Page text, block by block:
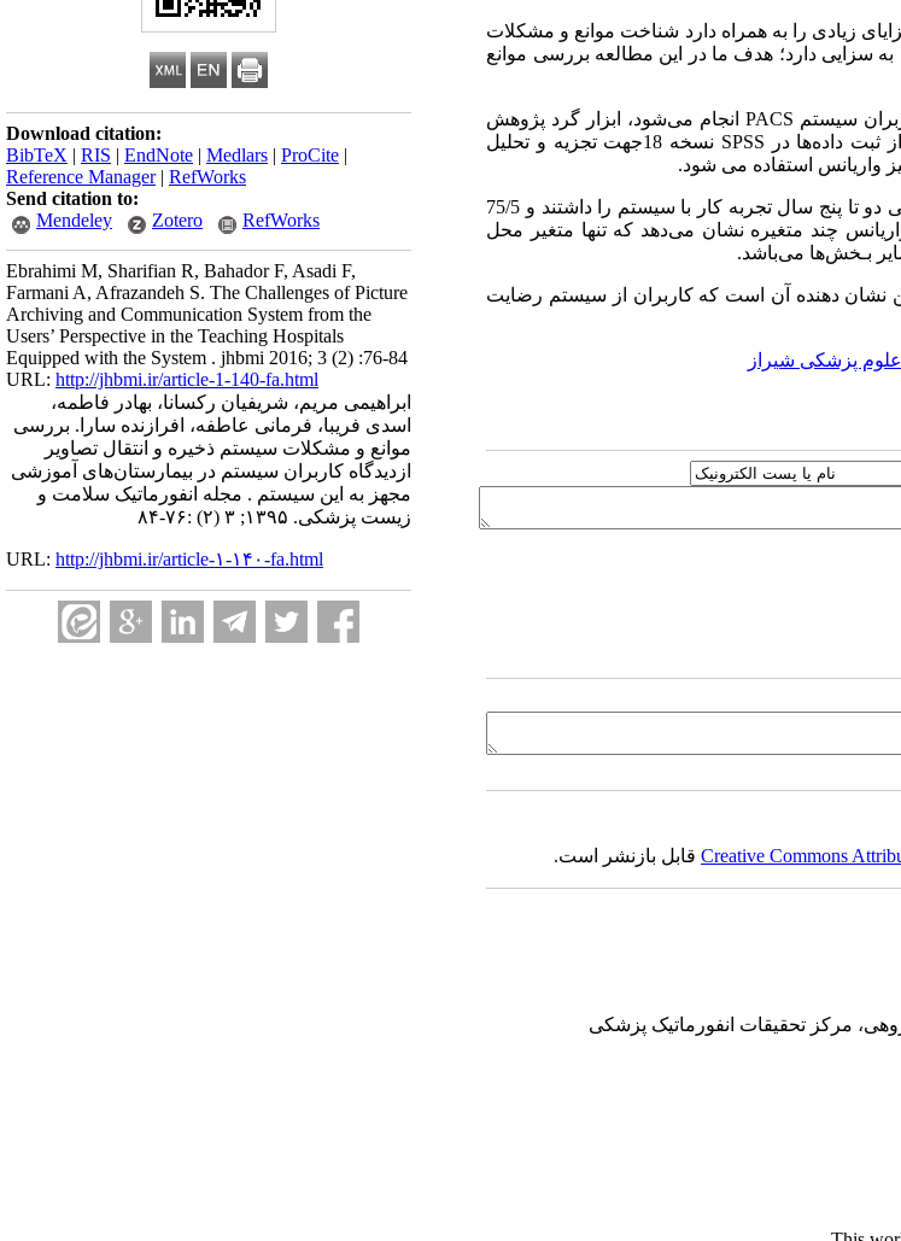
Download citation:
BibTeX | RIS | EndNote | Medlars | ProCite |
Reference Manager| RefWorks
Send citation to:
Mendeley
Zotero RefWorks
Ebrahimi M, Sharifian R, Bahador F, Asadi F,
Farmani A, Afrazandeh S. The Challenges of Picture
Archiving and Communication System from the
Users’ Perspective in the Teaching Hospitals
Equipped with the System . jhbmi 2016; 3 (2) :76-84
URL: http://jhbmi.ir/article-1-140-fa.html
ابراهیمی مریم، شریفیان رکسانا، بهادر فاطمه،
اسدی فریبا، فرمانی عاطفه، افرازنده سارا. بررسی
موانع و مشکلات سیستم ذخیره و انتقال تصاویر
ازدیدگاه کاربران سیستم در بیمارستان‌های آموزشی
مجهز به این سیستم . مجله انفورماتیک سلامت و
زیست پزشکی. ۱۳۹۵; ۳ (۲) :۷۶-۸۴
URL: http://jhbmi.ir/article-۱-۱۴۰-fa.html
زیادی را به همراه دارد شناخت موانع و مشکلات
سزایی دارد؛ هدف ما در این مطالعه بررسی موانع
PACSانجام می‌شود، ابزار گرد پژوهش
SPSS
نسخه 18جهت تجزیه و تحلیل
واریانس استفاده می شود.
26/4 درصد از کاربران پنج سال سابقه کار داشتند. 58/5 درصد کاربران با بیشترین فروانی دو تا پنج سال تجربه کار با سیستم را داشتند و 75/5
چند متغیره نشان می‌دهد که تنها متغیر محل
بـخش‌ها می‌باشد.
نشان دهنده آن است که کاربران از سیستم رضایت
پزشکی شیراز
Creative Commonsقابل بازنشر است.
مرکز تحقیقات انفورماتیک پزشکی